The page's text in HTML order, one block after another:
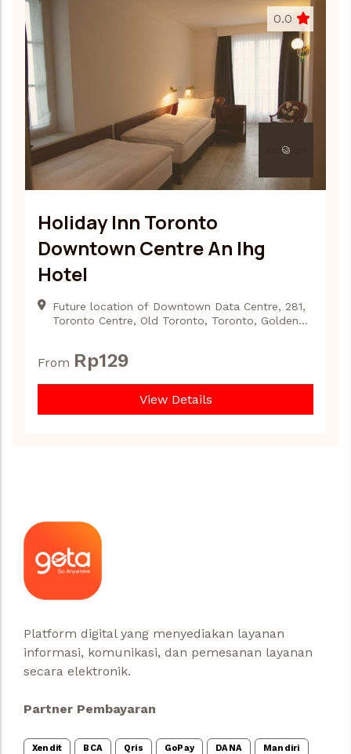
0.0
Holiday Inn Toronto
Downtown Centre An Ihg
Hotel
Future location of Downtown Data Centre, 281,
Toronto Centre, Old Toronto, Toronto, Golden
From Rp129
View Details
Platform digital yang menyediakan layanan
informasi, komunikasi, dan pemesanan layanan
secara elektronik.
Partner Pembayaran
Xendit BCA Qris GoPay DANA Mandiri